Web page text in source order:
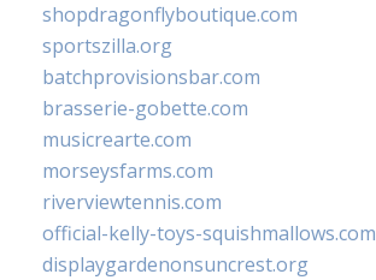
shopdragonflyboutique.com
sportszilla.org
batchprovisionsbar.com
brasserie-gobette.com
musicrearte.com
morseysfarms.com
riverviewtennis.com
official-kelly-toys-squishmallows.com
displaygardenonsuncrest.org